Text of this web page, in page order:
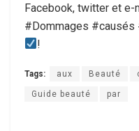
Facebook, twitter et e-
#Dommages #causés
!
Tags: aux Beauté
Guide beauté par